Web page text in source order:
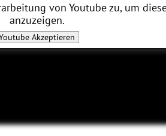
vonYoutubezu, um
anzuzeigen.
Akzeptieren